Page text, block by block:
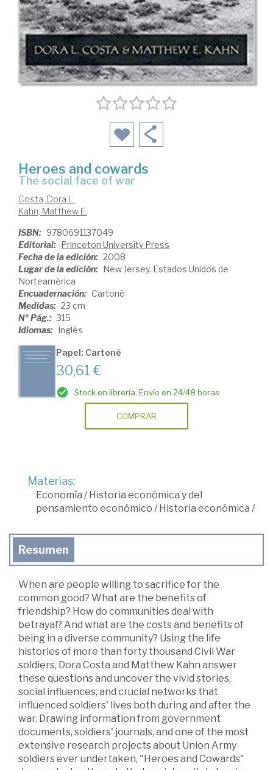
Heroes and cowards
the social face of war
Costa, Dora L.
Kahn, Matthew E.
ISBN: 9780691137049
Editorial: Princeton University Press
Fecha de la edición: 2008
Lugar de la edición: New Jersey. Estados Unidos de
Norteamérica
Encuadernación: Cartoné
Medidas: 23 cm
Nº Pág.: 315
Idiomas: Inglés
Papel: Cartoné
30,61 €
Stock en librería. Envío en 24/48 horas
COMPRAR
Materias:
Economía / Historia económica y del
pensamiento económico / Historia económica /
Resumen
When are people willing to sacrifice for the
common good? What are the benefits of
friendship? How do communities deal with
betrayal? And what are the costs and benefits of
being in a diverse community? Using the life
histories of more than forty thousand Civil War
soldiers, Dora Costa and Matthew Kahn answer
these questions and uncover the vivid stories,
social influences, and crucial networks that
influenced soldiers' lives both during and after the
war. Drawing information from government
documents, soldiers' journals, and one of the most
extensive research projects about Union Army
soldiers ever undertaken, "Heroes and Cowards"